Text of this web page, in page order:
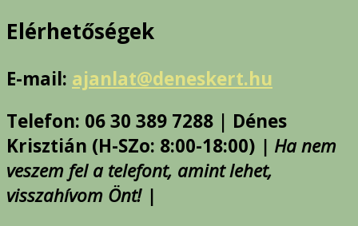
Elérhetőségek
E-mail: ajanlat@deneskert.hu
Telefon: 06 30 389 7288 | Dénes
Krisztián (H-SZo: 8:00-18:00) | Ha nem
veszem fel a telefont, amint lehet,
visszahívom Önt! |